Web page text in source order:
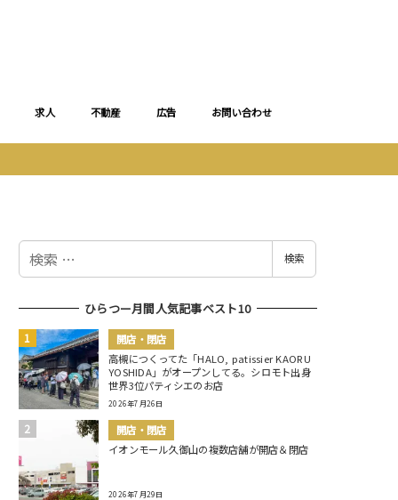
求人 不動産 広告 お問い合わせ
検
検索
ひらつー月間人気記事ベスト10
開店・閉店
高槻につくってた「HALO, patissier KAORU
YOSHIDA」がオープンしてる。シロモト出身
世界3位パティシエのお店
2026年7月26日
開店・閉店
イオンモール久御山の複数店舗が開店＆閉店
2026年7月29日